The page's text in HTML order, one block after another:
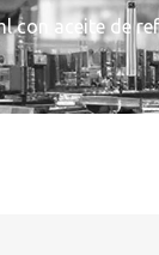
con aceite de